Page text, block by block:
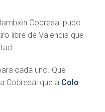
Cobresal pudo
libre de Valencia que
cada uno. Que
Cobresal que a Colo